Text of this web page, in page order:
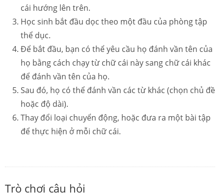
cái hướng lên trên.
Học sinh bắt đầu dọc theo một đầu của phòng tập
thể dục.
Để bắt đầu, bạn có thể yêu cầu họ đánh vần tên của
họ bằng cách chạy từ chữ cái này sang chữ cái khác
để đánh vần tên của họ.
Sau đó, họ có thể đánh vần các từ khác (chọn chủ đề
hoặc độ dài).
Thay đổi loại chuyển động, hoặc đưa ra một bài tập
để thực hiện ở mỗi chữ cái.
Trò chơi câu hỏi